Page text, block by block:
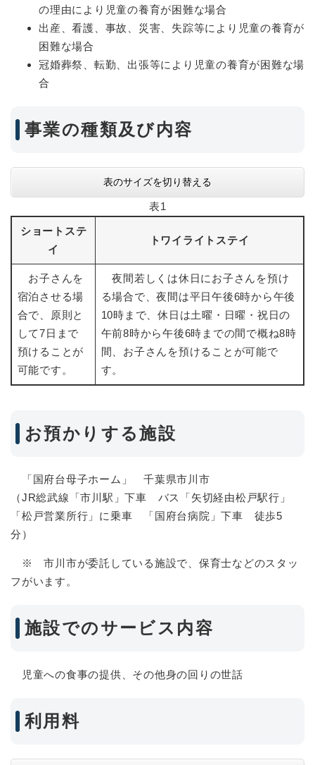
の理由により児童の養育が困難な場合
出産、看護、事故、災害、失踪等により児童の養育が
困難な場合
冠婚葬祭、転勤、出張等により児童の養育が困難な場
合
事業の種類及び内容
表のサイズを切り替える
表1
ショートステ
イ
トワイライトステイ
お子さんを
宿泊させる場
合で、原則と
して7日まで
預けることが
可能です。
夜間若しくは休日にお子さんを預け
る場合で、夜間は平日午後6時から午後
10時まで、休日は土曜・日曜・祝日の
午前8時から午後6時までの間で概ね8時
間、お子さんを預けることが可能で
す。
お預かりする施設
「国府台母子ホーム」 千葉県市川市
（JR総武線「市川駅」下車 バス「矢切経由松戸駅行」
「松戸営業所行」に乗車 「国府台病院」下車 徒歩5
分）
※ 市川市が委託している施設で、保育士などのスタッ
フがいます。
施設でのサービス内容
児童への食事の提供、その他身の回りの世話
利用料